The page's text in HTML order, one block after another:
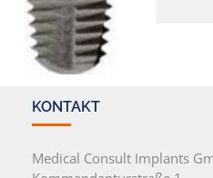
KONTAKT
Medical Consult Implants